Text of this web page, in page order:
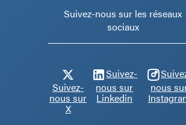
Suivez-nous sur les réseaux
sociaux
Suivez-
nous sur
X
Suivez-
nous sur
Linkedin
nous